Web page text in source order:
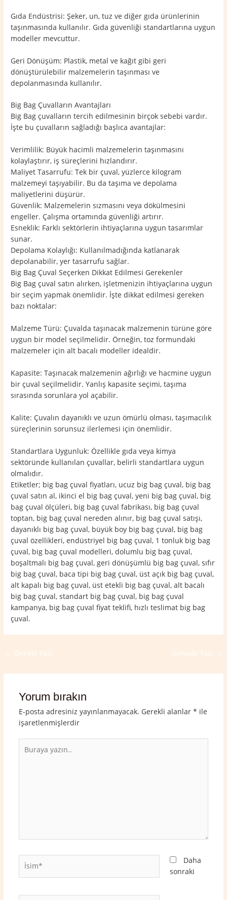
Gıda Endüstrisi: Şeker, un, tuz ve diğer gıda ürünlerinin
taşınmasında kullanılır. Gıda güvenliği standartlarına uygun
modeller mevcuttur.
Geri Dönüşüm: Plastik, metal ve kağıt gibi geri
dönüştürülebilir malzemelerin taşınması ve
depolanmasında kullanılır.
Big Bag Çuvalların Avantajları
Big Bag çuvalların tercih edilmesinin birçok sebebi vardır.
İşte bu çuvalların sağladığı başlıca avantajlar:
Verimlilik: Büyük hacimli malzemelerin taşınmasını
kolaylaştırır, iş süreçlerini hızlandırır.
Maliyet Tasarrufu: Tek bir çuval, yüzlerce kilogram
malzemeyi taşıyabilir. Bu da taşıma ve depolama
maliyetlerini düşürür.
Güvenlik: Malzemelerin sızmasını veya dökülmesini
engeller. Çalışma ortamında güvenliği artırır.
Esneklik: Farklı sektörlerin ihtiyaçlarına uygun tasarımlar
sunar.
Depolama Kolaylığı: Kullanılmadığında katlanarak
depolanabilir, yer tasarrufu sağlar.
Big Bag Çuval Seçerken Dikkat Edilmesi Gerekenler
Big Bag çuval satın alırken, işletmenizin ihtiyaçlarına uygun
bir seçim yapmak önemlidir. İşte dikkat edilmesi gereken
bazı noktalar:
Malzeme Türü: Çuvalda taşınacak malzemenin türüne göre
uygun bir model seçilmelidir. Örneğin, toz formundaki
malzemeler için alt bacalı modeller idealdir.
Kapasite: Taşınacak malzemenin ağırlığı ve hacmine uygun
bir çuval seçilmelidir. Yanlış kapasite seçimi, taşıma
sırasında sorunlara yol açabilir.
Kalite: Çuvalın dayanıklı ve uzun ömürlü olması, taşımacılık
süreçlerinin sorunsuz ilerlemesi için önemlidir.
Standartlara Uygunluk: Özellikle gıda veya kimya
sektöründe kullanılan çuvallar, belirli standartlara uygun
olmalıdır.
Etiketler; big bag çuval fiyatları, ucuz big bag çuval, big bag
çuval satın al, ikinci el big bag çuval, yeni big bag çuval, big
bag çuval ölçüleri, big bag çuval fabrikası, big bag çuval
toptan, big bag çuval nereden alınır, big bag çuval satışı,
dayanıklı big bag çuval, büyük boy big bag çuval, big bag
çuval özellikleri, endüstriyel big bag çuval, 1 tonluk big bag
çuval, big bag çuval modelleri, dolumlu big bag çuval,
boşaltmalı big bag çuval, geri dönüşümlü big bag çuval, sıfır
big bag çuval, baca tipi big bag çuval, üst açık big bag çuval,
alt kapalı big bag çuval, üst etekli big bag çuval, alt bacalı
big bag çuval, standart big bag çuval, big bag çuval
kampanya, big bag çuval fiyat teklifi, hızlı teslimat big bag
çuval.
← Önceki Yazı Sonraki Yazı →
Yorum bırakın
E-posta adresiniz yayınlanmayacak. Gerekli alanlar * ile
işaretlenmişlerdir
yazın..
İsim*
Daha
sonraki